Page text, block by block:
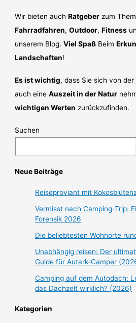
Wir bieten auchRatgeber zum
Fahrradfahren,Outdoor,Fitness
unserem Blog.Viel Spaß Beim
Landschaften!
Es ist wichtig, dass Sie sich von
auch eineAuszeit in der Natur
wichtigen Werten zurückzufinden.
Suchen
Neue Beiträge
Reiseproviant mit
Vermisst nach Camping-Trip:
Forensik 2026
Die beliebtesten Wohnorte
Unabhängig reisen: Der
Guide für Autark-Camper
Camping auf dem Autodach:
das Dachzelt wirklich? (2026)
Kategorien